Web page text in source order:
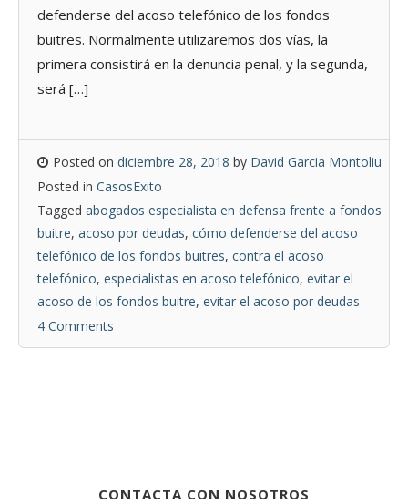
defenderse del acoso telefónico de los fondos
buitres. Normalmente utilizaremos dos vías, la
primera consistirá en la denuncia penal, y la segunda,
será […]
Posted on diciembre 28, 2018 by David Garcia Montoliu
Posted in CasosExito
Tagged abogados especialista en defensa frente a fondos
buitre, acoso por deudas, cómo defenderse del acoso
telefónico de los fondos buitres, contra el acoso
telefónico, especialistas en acoso telefónico, evitar el
acoso de los fondos buitre, evitar el acoso por deudas
4 Comments
CONTACTA CON NOSOTROS